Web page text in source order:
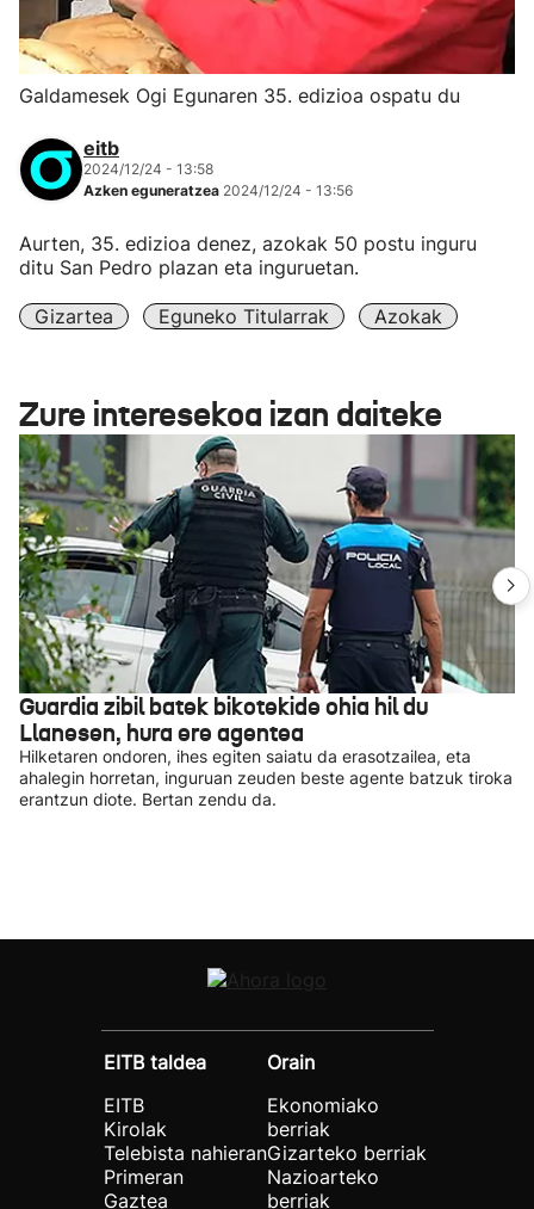
Galdamesek Ogi Egunaren 35. edizioa ospatu du
eitb
2024/12/24 - 13:58
Azken eguneratzea 2024/12/24 - 13:56
Aurten, 35. edizioa denez, azokak 50 postu inguru
ditu San Pedro plazan eta inguruetan.
Gizartea Eguneko Titularrak Azokak
Zure interesekoa izan daiteke
Guardia zibil batek bikotekide ohia hil du
Llanesen, hura ere agentea
Hilketaren ondoren, ihes egiten saiatu da erasotzailea, eta
ahalegin horretan, inguruan zeuden beste agente batzuk tiroka
erantzun diote. Bertan zendu da.
EITB taldea
EITB
Kirolak
Telebista nahieran
Primeran
Gaztea
Orain
Ekonomiako
berriak
Gizarteko berriak
Nazioarteko
berriak